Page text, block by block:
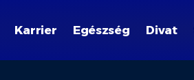
Karrier Egészség Divat